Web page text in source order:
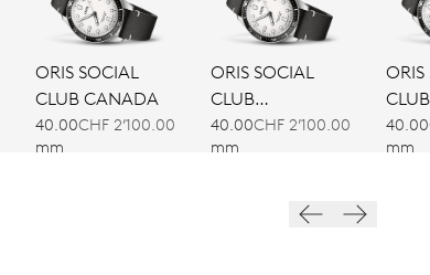
ORIS SOCIAL
CLUB CANADA
40.00
mm
CHF 2’100.00
ORIS SOCIAL
CLUB
COPENHAGEN
40.00
mm
CHF 2’100.00
ORIS
CLUB
40.00
mm